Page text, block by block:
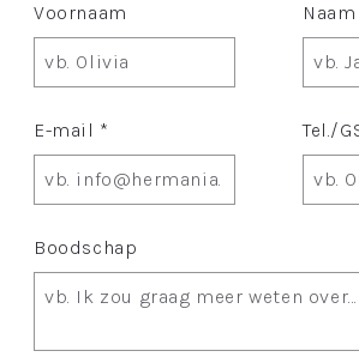
Voornaam
E-mail * Tel./
Boodschap